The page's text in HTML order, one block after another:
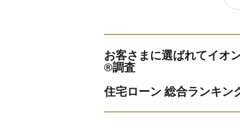
お客さまに選ばれてイオ
®調査
住宅ローン 総合ランキン